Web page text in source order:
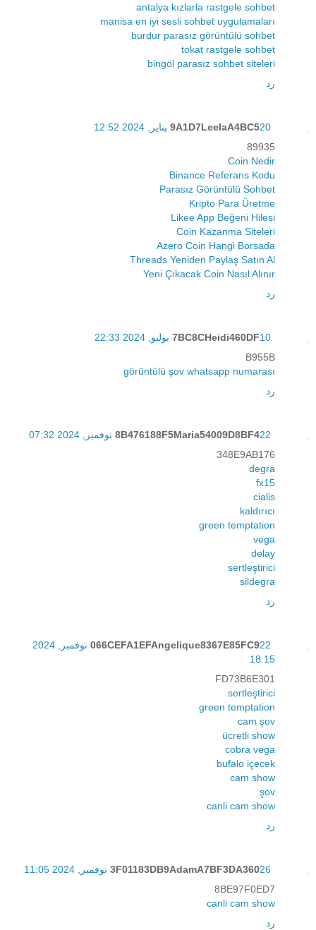
antalya kızlarla rastgele sohbet
manisa en iyi sesli sohbet uygulamaları
burdur parasız görüntülü sohbet
tokat rastgele sohbet
bingöl parasız sohbet siteleri
رد
9A1D7LeelaA4BC520 يناير, 2024 12:52
89935
Coin Nedir
Binance Referans Kodu
Parasız Görüntülü Sohbet
Kripto Para Üretme
Likee App Beğeni Hilesi
Coin Kazanma Siteleri
Azero Coin Hangi Borsada
Threads Yeniden Paylaş Satın Al
Yeni Çıkacak Coin Nasıl Alınır
رد
7BC8CHeidi460DF10 يوليو, 2024 22:33
B955B
görüntülü şov whatsapp numarası
رد
8B476188F5Maria54009D8BF422 نوفمبر, 2024 07:32
348E9AB176
degra
fx15
cialis
kaldırıcı
green temptation
vega
delay
sertleştirici
sildegra
رد
066CEFA1EFAngelique8367E85FC9
22 نوفمبر, 2024
18:15
FD73B6E301
sertleştirici
green temptation
cam şov
ücretli show
cobra vega
bufalo içecek
cam show
şov
canli cam show
رد
3F01183DB9AdamA7BF3DA36026 نوفمبر, 2024 11:05
8BE97F0ED7
canli cam show
رد